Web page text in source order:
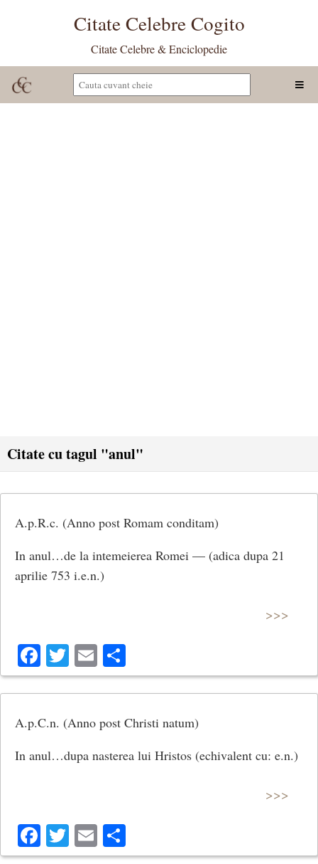
Citate Celebre Cogito
Citate Celebre & Enciclopedie
Citate cu tagul "anul"
A.p.R.c. (Anno post Romam conditam)
In anul…de la intemeierea Romei — (adica dupa 21
aprilie 753 i.e.n.)
>>>
Facebook
Twitter
Email
A.p.C.n. (Anno post Christi natum)
In anul…dupa nasterea lui Hristos (echiva­lent cu: e.n.)
>>>
Facebook
Twitter
Email